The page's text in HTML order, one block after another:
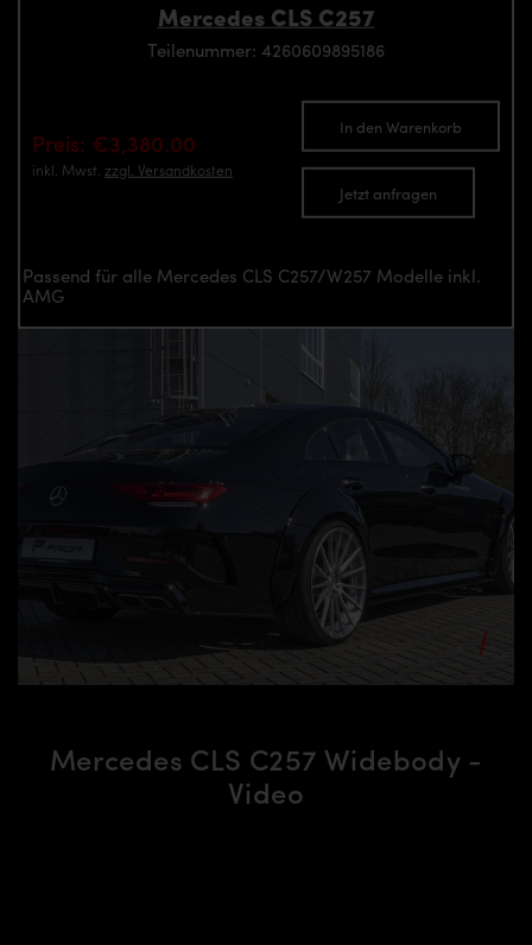
Mercedes CLS C257
Teilenummer: 4260609895186
Preis: €3,380.00
inkl. Mwst. zzgl. Versandkosten
In den Warenkorb
Jetzt anfragen
Passend für alle Mercedes CLS C257/W257 Modelle inkl.
AMG
Mercedes CLS C257 Widebody -
Video